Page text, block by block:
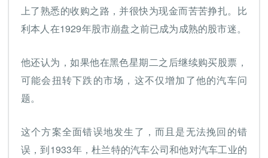
上了熟悉的收购之路，并很快为现金而苦苦挣扎。比
利本人在1929年股市崩盘之前已成为成熟的股市迷。
他还认为，如果他在黑色星期二之后继续购买股票，
可能会扭转下跌的市场，这不仅增加了他的汽车问
题。
这个方案全面错误地发生了，而且是无法挽回的错
误，到1933年，杜兰特的汽车公司和他对汽车工业的